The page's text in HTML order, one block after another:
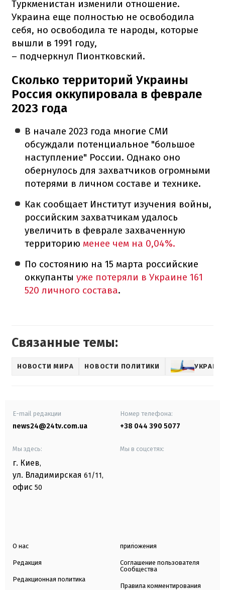
Туркменистан изменили отношение.
Украина еще полностью не освободила
себя, но освободила те народы, которые
вышли в 1991 году,
– подчеркнул Пионтковский.
Сколько территорий Украины
Россия оккупировала в феврале
2023 года
В начале 2023 года многие СМИ
обсуждали потенциальное "большое
наступление" России. Однако оно
обернулось для захватчиков огромными
потерями в личном составе и технике.
Как сообщает Институт изучения войны,
российским захватчикам удалось
увеличить в феврале захваченную
территорию менее чем на 0,04%.
По состоянию на 15 марта российские
оккупанты уже потеряли в Украине 161
520 личного состава.
Связанные темы:
НОВОСТИ МИРА НОВОСТИ ПОЛИТИКИ
E-mail редакции
news24@24tv.com.ua
Номер телефона:
+38 044 390 5077
Мы здесь:
г. Киев,
ул. Владимирская 61/11,
офис 50
Мы в соцсетях:
О нас
Редакция
Редакционная политика
приложения
Соглашение пользователя
Сообщества
Правила комментирования